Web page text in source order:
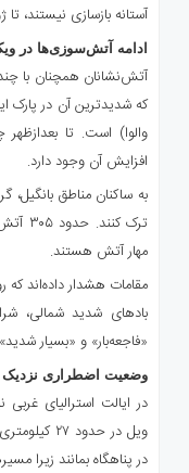
آستانه بازسازی نیستند، تا ژوئن ۲۰۲۷ به کولر مجهز
ادامه آتش‌سوزی‌ها در
آتش‌نشانان همچنان با
که شدیدترین آن در پارک
افزایش آن وجود دارد.
به ساکنان مناطق بانگیل،
ترک
مهار آتش هستند.
بادهای شدید شمالی،
«فاجعه‌بار» و «بسیار
وضعیت اضطراری
در ایالت استرالیای
ویل در
در پناهگاه بمانند زیرا